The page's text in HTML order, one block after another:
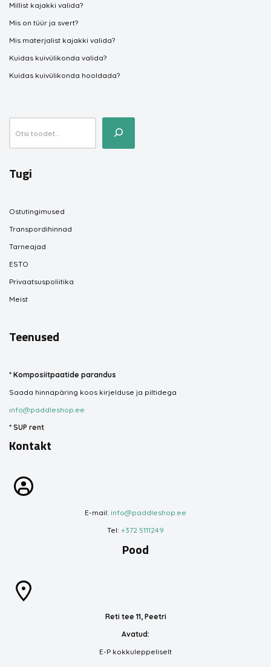
Millist kajakki valida?
Mis on tüür ja svert?
Mis materjalist kajakki valida?
Kuidas kuivülikonda valida?
Kuidas kuivülikonda hooldada?
Tugi
Ostutingimused
Transpordihinnad
Tarneajad
ESTO
Privaatsuspoliitika
Meist
Teenused
* Komposiitpaatide parandus
Saada hinnapäring koos kirjelduse ja piltidega
info@paddleshop.ee
* SUP rent
Kontakt
E-mail: info@paddleshop.ee
Tel: +372 5111249
Pood
Reti tee 11, Peetri
Avatud:
E-P kokkuleppeliselt